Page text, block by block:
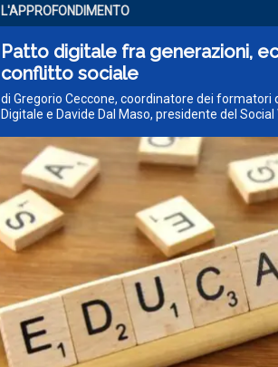
L'APPROFONDIMENTO
Patto digitale fra generazioni,
conflitto sociale
di Gregorio Ceccone, coordinatore dei formatori
Digitale e Davide Dal Maso, presidente del